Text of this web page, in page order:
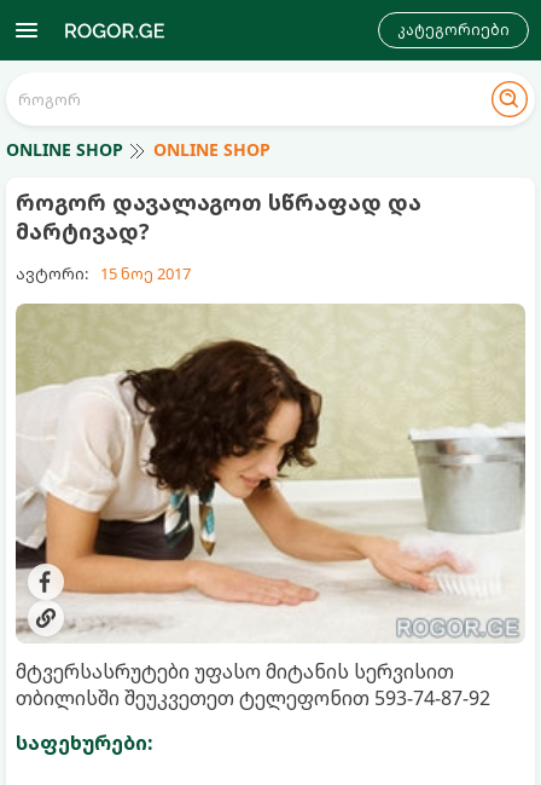
კატეგორიები
ONLINE SHOP ONLINE SHOP
როგორ დავალაგოთ სწრაფად და
მარტივად?
ავტორი: 15 ნოე 2017
მტვერსასრუტები უფასო მიტანის სერვისით
თბილისში შეუკვეთეთ ტელეფონით ‎593-74-87-92
საფეხურები: